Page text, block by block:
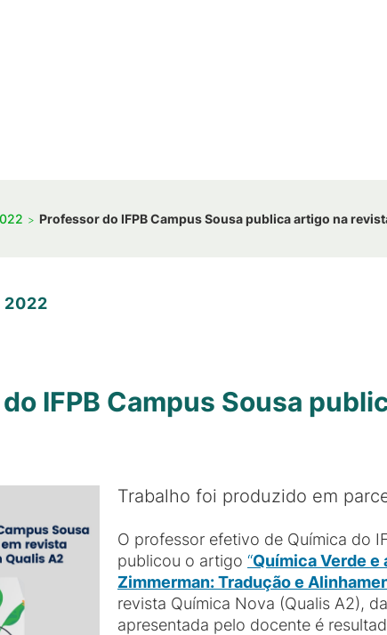
Professor do IFPB Campus Sousa publica artigo na
2022
IFPB Campus Sousa
Trabalho foi produzido em
O professor efetivo de Química do
publicou o artigo “Química Verde e
Zimmerman: Tradução e
revista Química Nova (Qualis A2),
apresentada pelo docente é